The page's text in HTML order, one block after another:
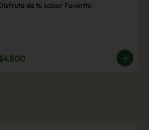
de tu sabor Favorito